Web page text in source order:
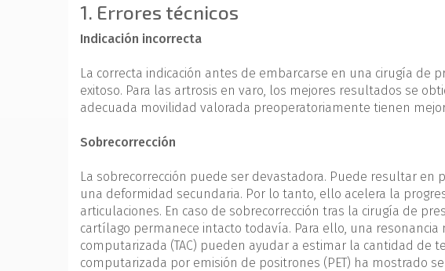
1. Errores técnicos
Indicación incorrecta
La correcta indicación antes de embarcarse en una cirugía de
exitoso. Para las artrosis en varo, los mejores resultados se
adecuada movilidad valorada preoperatoriamente tienen
Sobrecorrección
La sobrecorrección puede ser devastadora. Puede resultar
una deformidad secundaria. Por lo tanto, ello acelera la
articulaciones. En caso de sobrecorrección tras la cirugía de
cartílago permanece intacto todavía. Para ello, una
computarizada (TAC) pueden ayudar a estimar la cantidad de
computarizada por emisión de positrones (PET) ha mostrado